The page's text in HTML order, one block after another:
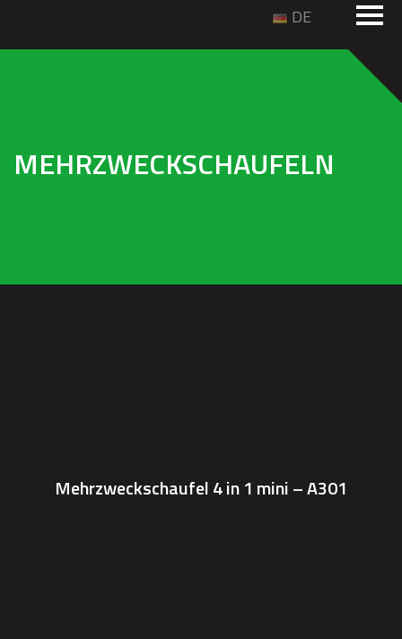
DE
MEHRZWECKSCHAUFELN
Mehrzweckschaufel 4 in 1 mini – A301